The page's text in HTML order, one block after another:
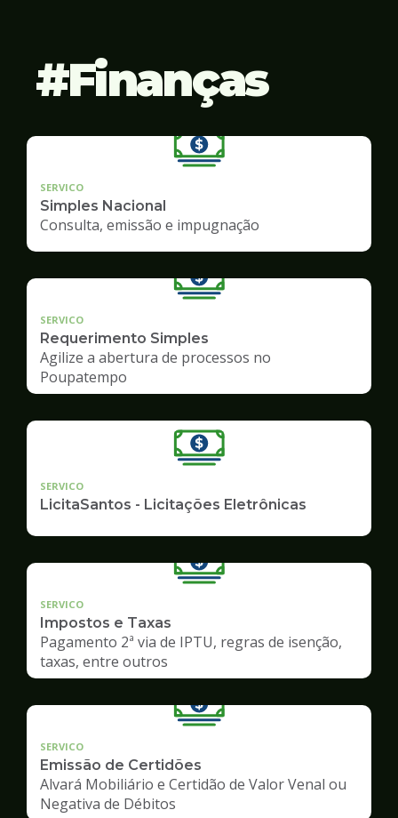
Finanças
SERVICO
Simples Nacional
Consulta, emissão e impugnação
SERVICO
Requerimento Simples
Agilize a abertura de processos no
Poupatempo
SERVICO
LicitaSantos - Licitações Eletrônicas
SERVICO
Impostos e Taxas
Pagamento 2ª via de IPTU, regras de isenção,
taxas, entre outros
SERVICO
Emissão de Certidões
Alvará Mobiliário e Certidão de Valor Venal ou
Negativa de Débitos